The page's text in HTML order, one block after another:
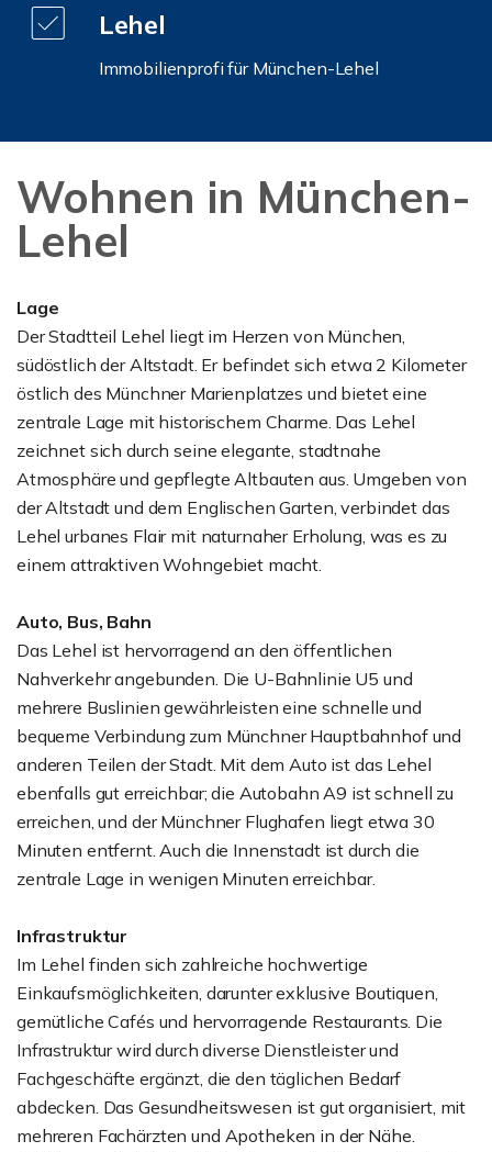
Lehel
Immobilienprofi für München-Lehel
Wohnen in München-
Lehel
Lage
Der Stadtteil Lehel liegt im Herzen von München,
südöstlich der Altstadt. Er befindet sich etwa 2 Kilometer
östlich des Münchner Marienplatzes und bietet eine
zentrale Lage mit historischem Charme. Das Lehel
zeichnet sich durch seine elegante, stadtnahe
Atmosphäre und gepflegte Altbauten aus. Umgeben von
der Altstadt und dem Englischen Garten, verbindet das
Lehel urbanes Flair mit naturnaher Erholung, was es zu
einem attraktiven Wohngebiet macht.
Auto, Bus, Bahn
Das Lehel ist hervorragend an den öffentlichen
Nahverkehr angebunden. Die U-Bahnlinie U5 und
mehrere Buslinien gewährleisten eine schnelle und
bequeme Verbindung zum Münchner Hauptbahnhof und
anderen Teilen der Stadt. Mit dem Auto ist das Lehel
ebenfalls gut erreichbar; die Autobahn A9 ist schnell zu
erreichen, und der Münchner Flughafen liegt etwa 30
Minuten entfernt. Auch die Innenstadt ist durch die
zentrale Lage in wenigen Minuten erreichbar.
Infrastruktur
Im Lehel finden sich zahlreiche hochwertige
Einkaufsmöglichkeiten, darunter exklusive Boutiquen,
gemütliche Cafés und hervorragende Restaurants. Die
Infrastruktur wird durch diverse Dienstleister und
Fachgeschäfte ergänzt, die den täglichen Bedarf
abdecken. Das Gesundheitswesen ist gut organisiert, mit
mehreren Fachärzten und Apotheken in der Nähe.